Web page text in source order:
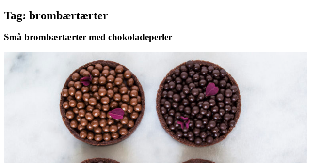
Tag: brombærtærter
Små brombærtærter med chokoladeperler